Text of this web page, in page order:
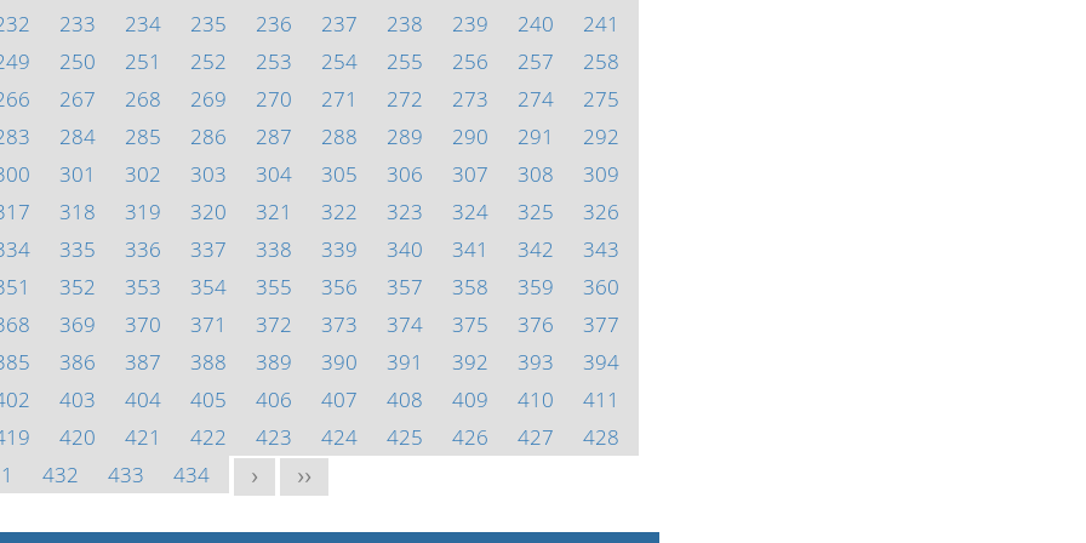
233 234 235 236 237 238 239 240
241
250 251 252 253 254 255 256 257
258
267 268 269 270 271 272 273 274
275
284 285 286 287 288 289 290 291
292
301 302 303 304 305 306 307 308
309
318 319 320 321 322 323 324 325
326
335 336 337 338 339 340 341 342
343
352 353 354 355 356 357 358 359
360
369 370 371 372 373 374 375 376
377
386 387 388 389 390 391 392 393
394
403 404 405 406 407 408 409 410
411
420 421 422 423 424 425 426 427
428
432 433 434 > >>